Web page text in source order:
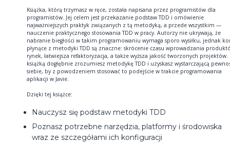
Książka, którą trzymasz w ręce, została napisana przez programistów dla
programistów. Jej celem jest przekazanie podstaw TDD i omówienie
najważniejszych praktyk związanych z tą metodyką, a przede wszystkim —
nauczenie praktycznego stosowania TDD w pracy. Autorzy nie ukrywają, że
nabranie biegłości w takim programowaniu wymaga sporo wysiłku, jednak
płynące z metodyki TDD są znaczne: skrócenie czasu wprowadzania
rynek, łatwiejsza refaktoryzacja, a także wyższa jakość tworzonych projektów.
książką dogłębnie zrozumiesz metodykę TDD i uzyskasz wystarczającą
siebie, by z powodzeniem stosować to podejście w trakcie programowania
aplikacji w Javie.
Dzięki tej książce:
Nauczysz się podstaw metodyki TDD
Poznasz potrzebne narzędzia, platformy i środowiska
wraz ze szczegółami ich konfiguracji